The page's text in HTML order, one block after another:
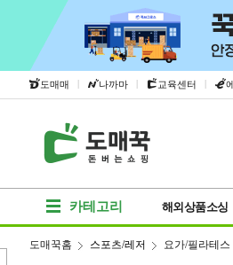
도매매 | 나까마 | 교육센터 |
카테고리 해외상품소싱
도매꾹홈 스포츠/레저 요가/필라테스